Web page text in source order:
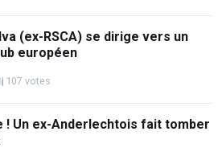
(ex-RSCA) se dirige vers un
européen
107 votes
! Un ex-Anderlechtois fait tomber